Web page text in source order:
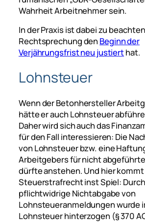
Wahrheit Arbeitnehmer sein.
In der Praxis ist dabei zu
Rechtsprechung denBeginn der
Verjährungsfrist neu justierthat.
Lohnsteuer
Wenn der Betonhersteller
hätte er auch Lohnsteuer
Daher wird sich auch das
für den Fall interessieren: Die
von Lohnsteuer bzw. eine
Arbeitgebers für nicht
dürfte anstehen. Und hier
Steuerstrafrecht inst Spiel:
pflichtwidrige Nichtabgabe von
Lohnsteueranmeldungen wurde
Lohnsteuer hinterzogen (§ 370